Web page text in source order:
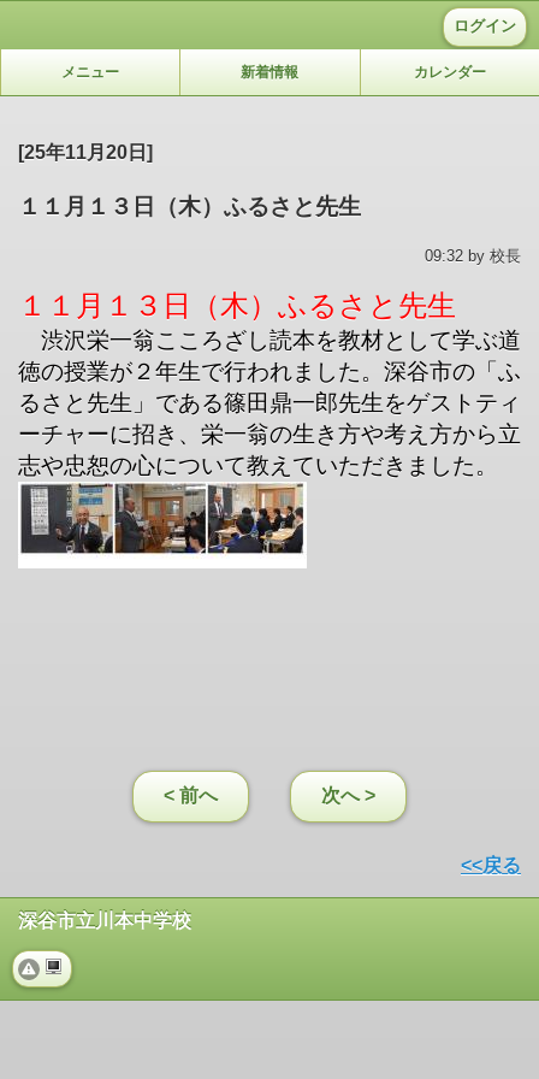
ログイン
メニュー 新着情報 カレンダー
[25年11月20日]
１１月１３日（木）ふるさと先生
09:32 by 校長
１１月１３日（木）ふるさと先生
渋沢栄一翁こころざし読本を教材として学ぶ道
徳の授業が２年生で行われました。深谷市の「ふ
るさと先生」である篠田鼎一郎先生をゲストティ
ーチャーに招き、栄一翁の生き方や考え方から立
志や忠恕の心について教えていただきました。
< 前へ 次へ >
<<戻る
深谷市立川本中学校